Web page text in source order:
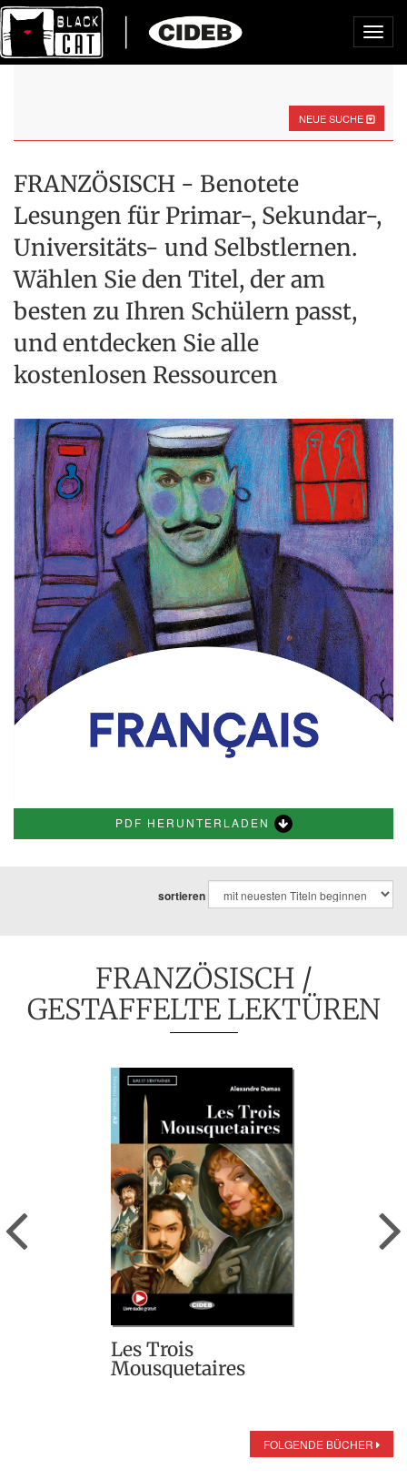
NEUE SUCHE
FRANZÖSISCH - Benotete
Lesungen für Primar-, Sekundar-,
Universitäts- und Selbstlernen.
Wählen Sie den Titel, der am
besten zu Ihren Schülern passt,
und entdecken Sie alle
kostenlosen Ressourcen
PDF HERUNTERLADEN
sortieren
FRANZÖSISCH /
GESTAFFELTE LEKTÜREN
Les Trois
Mousquetaires
Previous
FOLGENDE BÜCHER